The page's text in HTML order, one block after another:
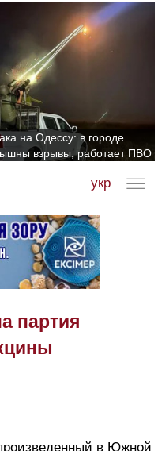
на Одессу: в городе
взрывы, работает ПВО
укр
партия
в Южной